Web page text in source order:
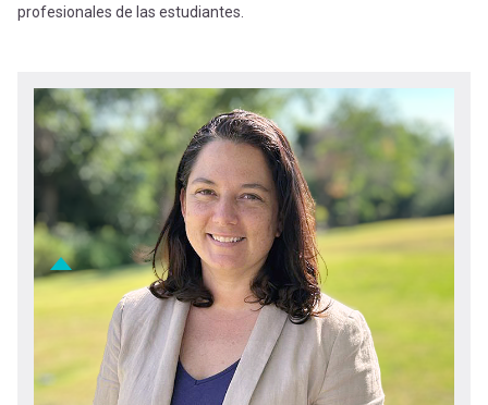
profesionales de las estudiantes.